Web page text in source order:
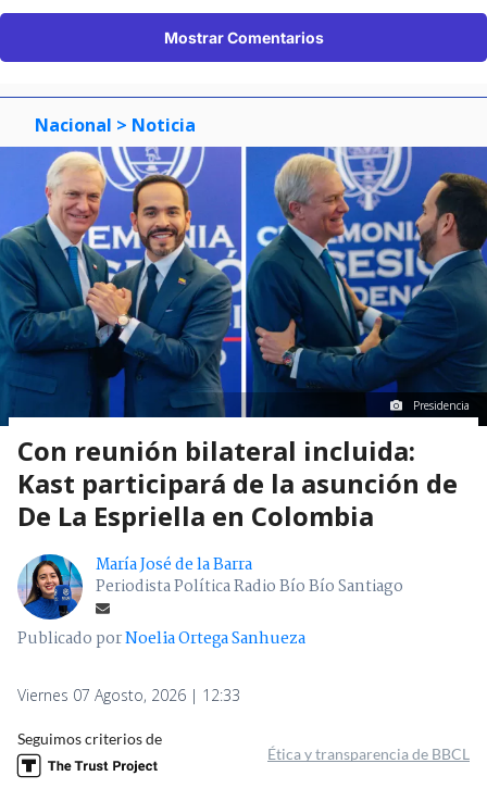
Mostrar Comentarios
Nacional > Noticia
Presidencia
Con reunión bilateral incluida:
Kast participará de la asunción de
De La Espriella en Colombia
María José de la Barra
Periodista Política Radio Bío Bío Santiago
Publicado porNoelia Ortega Sanhueza
Viernes 07 Agosto, 2026 | 12:33
Seguimos criterios de
Ética y transparencia de BBCL